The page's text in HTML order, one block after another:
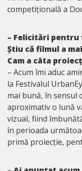
competițională a
– Felicitări pentru
Știu că filmul a
Cam a câta
– Acum îmi aduc
la Festivalul
mai bună, în sensul
aproximativ o lună
vizual, fiind
în perioada
primă proiecție,